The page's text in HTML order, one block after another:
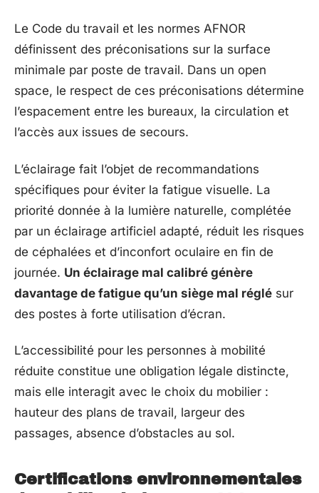
Le Code du travail et les normes AFNOR
définissent des préconisations sur la surface
minimale par poste de travail. Dans un open
space, le respect de ces préconisations détermine
l’espacement entre les bureaux, la circulation et
l’accès aux issues de secours.
L’éclairage fait l’objet de recommandations
spécifiques pour éviter la fatigue visuelle. La
priorité donnée à la lumière naturelle, complétée
par un éclairage artificiel adapté, réduit les risques
de céphalées et d’inconfort oculaire en fin de
journée. Un éclairage mal calibré génère
davantage de fatigue qu’un siège mal réglé sur
des postes à forte utilisation d’écran.
L’accessibilité pour les personnes à mobilité
réduite constitue une obligation légale distincte,
mais elle interagit avec le choix du mobilier :
hauteur des plans de travail, largeur des
passages, absence d’obstacles au sol.
Certifications environnementales